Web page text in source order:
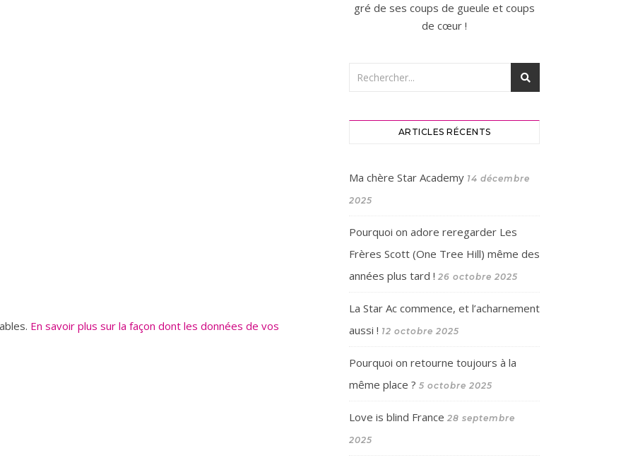
En savoir plus sur la façon dont les données de vos
gré de ses coups de gueule et coups
de cœur !
ARTICLES RÉCENTS
Ma chère Star Academy 14 décembre
2025
Pourquoi on adore reregarder Les
Frères Scott (One Tree Hill) même des
années plus tard ! 26 octobre 2025
La Star Ac commence, et l’acharnement
aussi ! 12 octobre 2025
Pourquoi on retourne toujours à la
même place ? 5 octobre 2025
Love is blind France 28 septembre
2025